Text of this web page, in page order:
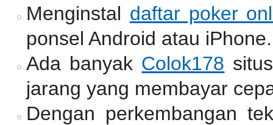
Menginstal daftar poker
ponsel Android atau iPhone.
Ada banyak Colok178
jarang yang membayar
Dengan perkembangan